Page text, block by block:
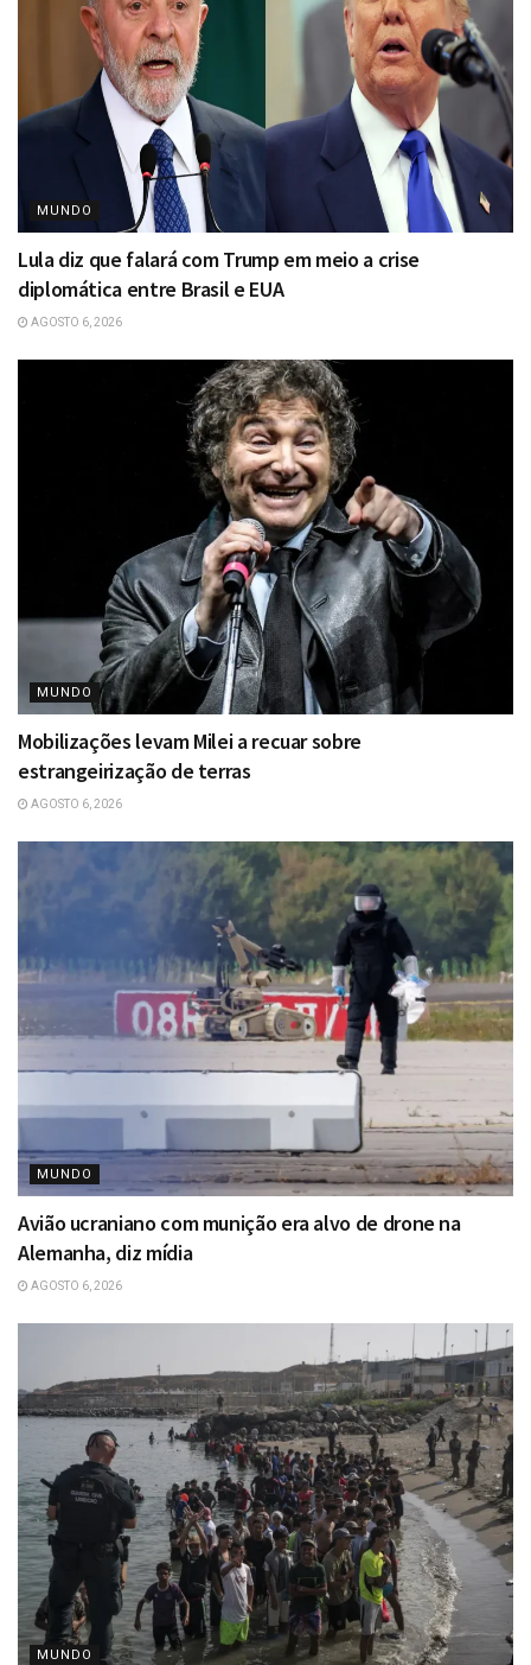
MUNDO
Lula diz que falará com Trump em meio a crise
diplomática entre Brasil e EUA
AGOSTO 6, 2026
MUNDO
Mobilizações levam Milei a recuar sobre
estrangeirização de terras
AGOSTO 6, 2026
MUNDO
Avião ucraniano com munição era alvo de drone na
Alemanha, diz mídia
AGOSTO 6, 2026
MUNDO